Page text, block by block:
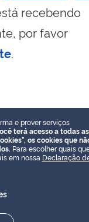
recebendo
por favor
.
e prover serviços
terá acesso a todas as
os cookies que
Para escolher quais
em nossa Declaração